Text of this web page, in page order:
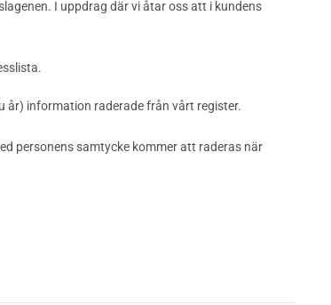
I uppdrag där vi åtar oss att i kundens
år) information raderade från vårt register.
personens samtycke kommer att raderas när